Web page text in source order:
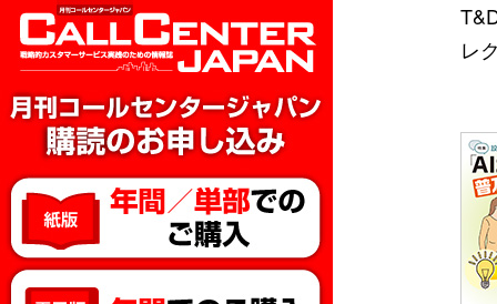
レ